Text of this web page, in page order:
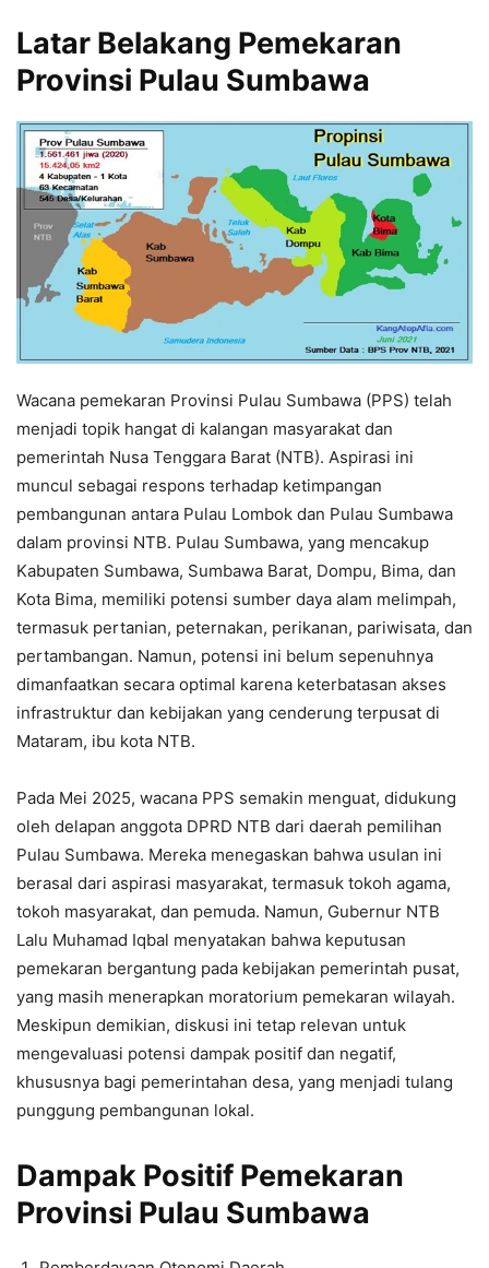
Latar Belakang Pemekaran
Provinsi Pulau Sumbawa
Wacana pemekaran Provinsi Pulau Sumbawa (PPS) telah
menjadi topik hangat di kalangan masyarakat dan
pemerintah Nusa Tenggara Barat (NTB). Aspirasi ini
muncul sebagai respons terhadap ketimpangan
pembangunan antara Pulau Lombok dan Pulau Sumbawa
dalam provinsi NTB. Pulau Sumbawa, yang mencakup
Kabupaten Sumbawa, Sumbawa Barat, Dompu, Bima, dan
Kota Bima, memiliki potensi sumber daya alam melimpah,
termasuk pertanian, peternakan, perikanan, pariwisata, dan
pertambangan. Namun, potensi ini belum sepenuhnya
dimanfaatkan secara optimal karena keterbatasan akses
infrastruktur dan kebijakan yang cenderung terpusat di
Mataram, ibu kota NTB.
Pada Mei 2025, wacana PPS semakin menguat, didukung
oleh delapan anggota DPRD NTB dari daerah pemilihan
Pulau Sumbawa. Mereka menegaskan bahwa usulan ini
berasal dari aspirasi masyarakat, termasuk tokoh agama,
tokoh masyarakat, dan pemuda. Namun, Gubernur NTB
Lalu Muhamad Iqbal menyatakan bahwa keputusan
pemekaran bergantung pada kebijakan pemerintah pusat,
yang masih menerapkan moratorium pemekaran wilayah.
Meskipun demikian, diskusi ini tetap relevan untuk
mengevaluasi potensi dampak positif dan negatif,
khususnya bagi pemerintahan desa, yang menjadi tulang
punggung pembangunan lokal.
Dampak Positif Pemekaran
Provinsi Pulau Sumbawa